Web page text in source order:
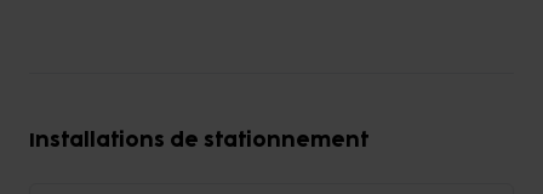
Installations de stationnement